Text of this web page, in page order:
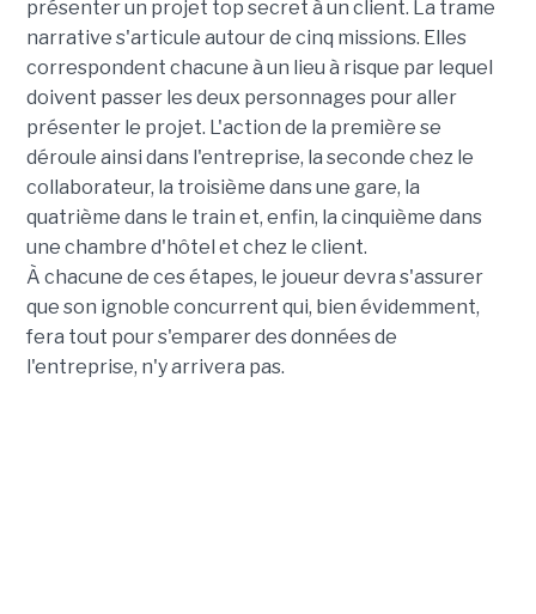
présenter un projet top secret à un client. La trame
narrative s'articule autour de cinq missions. Elles
correspondent chacune à un lieu à risque par lequel
doivent passer les deux personnages pour aller
présenter le projet. L'action de la première se
déroule ainsi dans l'entreprise, la seconde chez le
collaborateur, la troisième dans une gare, la
quatrième dans le train et, enfin, la cinquième dans
une chambre d'hôtel et chez le client.
À chacune de ces étapes, le joueur devra s'assurer
que son ignoble concurrent qui, bien évidemment,
fera tout pour s'emparer des données de
l'entreprise, n'y arrivera pas.